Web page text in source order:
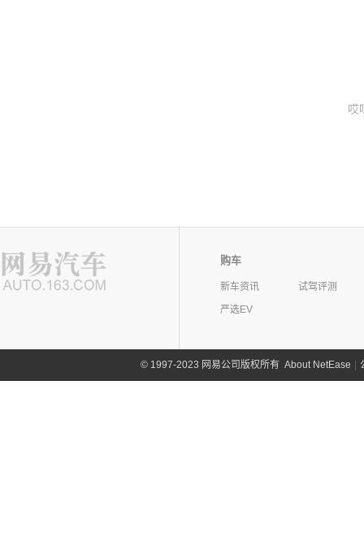
哎
购车
新车资讯
试驾评测
严选EV
©1997-2023 网易公司版权所有 About NetEase